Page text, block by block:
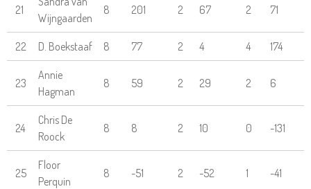
21
Wijngaarden
8 201 2 67 2 71
22 D. Boekstaaf 8 77 2 4 4 174
23
Annie
Hagman
8 59 2 29 2 6
24
Chris De
Roock
8 8 2 10 0 -131
25
Floor
Perquin
8 -51 2 -52 1 -41